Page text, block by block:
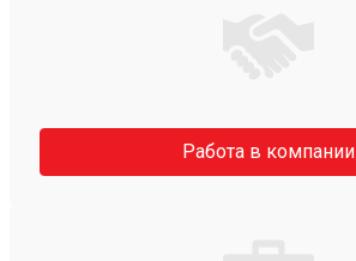
Работа в компании